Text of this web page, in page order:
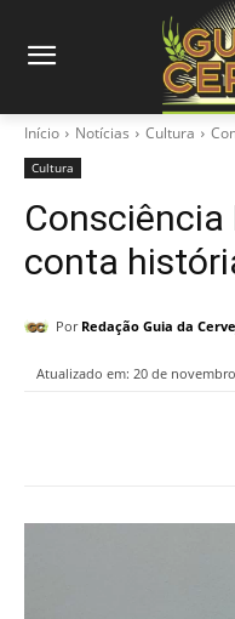
Início Notícias Cultura
Cultura
Consciência
conta
Por Redação Guia da
Atualizado em: 20 de